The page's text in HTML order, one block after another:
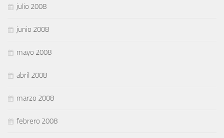
julio 2008
junio 2008
mayo 2008
abril 2008
marzo 2008
febrero 2008